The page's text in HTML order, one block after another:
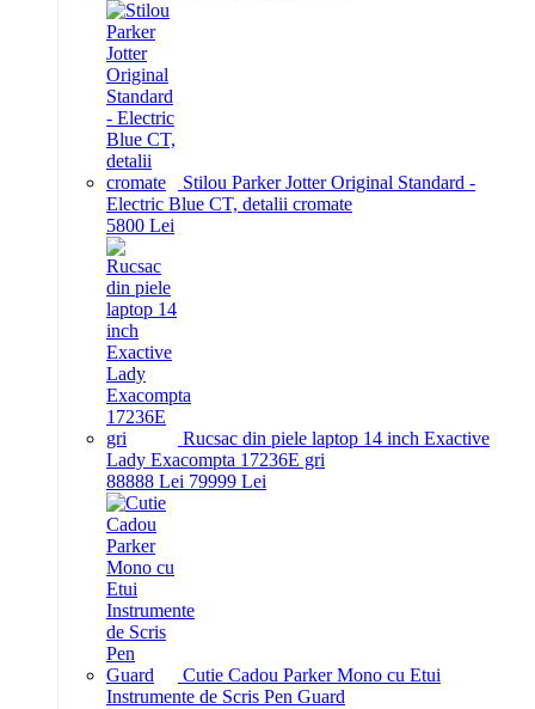
Stilou Parker Jotter Original Standard -
Electric Blue CT, detalii cromate
5800 Lei
Rucsac din piele laptop 14 inch Exactive
Lady Exacompta 17236E gri
88888 Lei 79999 Lei
Cutie Cadou Parker Mono cu Etui
Instrumente de Scris Pen Guard